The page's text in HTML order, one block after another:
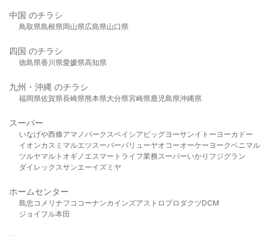
中国 のチラシ
鳥取県島根県岡山県広島県山口県
四国 のチラシ
徳島県香川県愛媛県高知県
九州・沖縄 のチラシ
福岡県佐賀県長崎県熊本県大分県宮崎県鹿児島県沖縄県
スーパー
いなげや西條アマノパークスベイシア ビッグヨーサンイトーヨーカドー
イオンカスミ マルエツスーパーバリューヤオコーオーケー ヨークベニマル
ツルヤマルト オギノ エスマート ライフ業務スーパーいかり フジグラン
ダイレックスサンエーイズミヤ
ホームセンター
島忠 コメリ ナフコ コーナンカインズアストロプロダクツDCM
ジョイフル本田